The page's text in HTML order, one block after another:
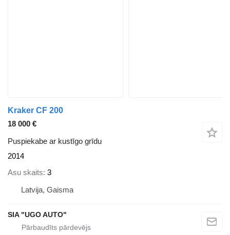
Kraker CF 200
18 000 €
Puspiekabe ar kustīgo grīdu
2014
Asu skaits 3
Latvija, Gaisma
SIA "UGO AUTO"